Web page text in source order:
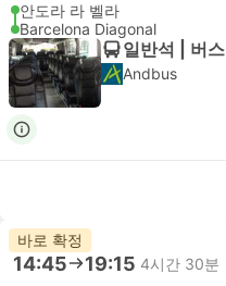
안도라 라 벨라
Barcelona Diagonal
일반석 | 버스
Andbus
바로 확정
14:45 19:15 4시간 30분